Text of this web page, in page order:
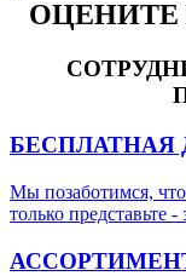
ОЦЕНИТЕ
БЕСПЛАТНАЯ
Мы позаботимся,
только представьте -